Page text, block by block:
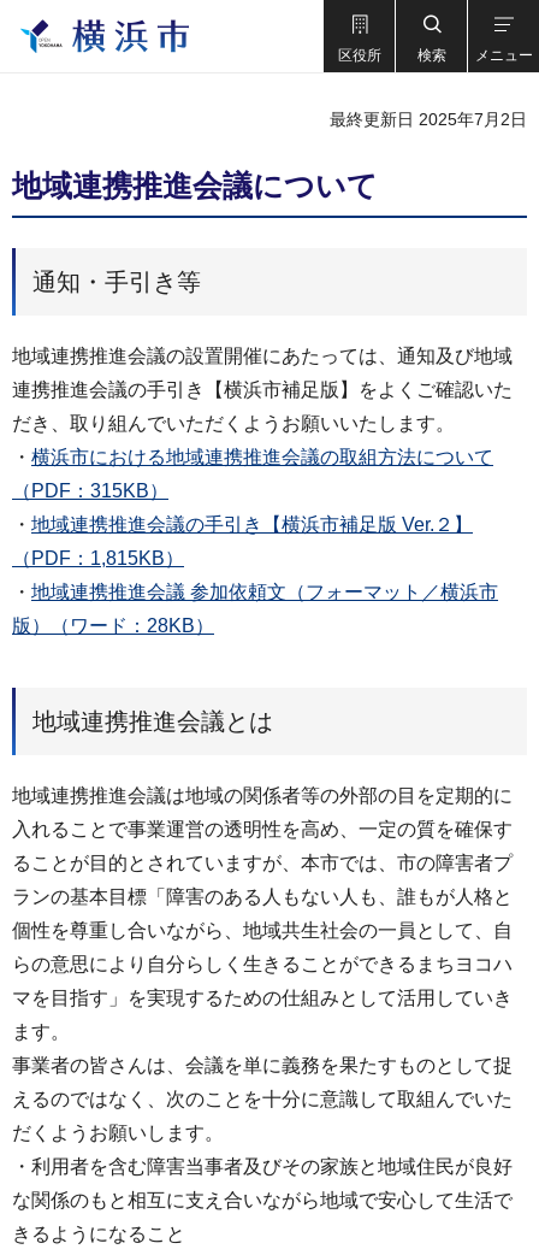
区役所 検索 メニュー
最終更新日 2025年7月2日
地域連携推進会議について
通知・手引き等
地域連携推進会議の設置開催にあたっては、通知及び地域
連携推進会議の手引き【横浜市補足版】をよくご確認いた
だき、取り組んでいただくようお願いいたします。
・ 横浜市における地域連携推進会議の取組方法について
（PDF：315KB）
・ 地域連携推進会議の手引き【横浜市補足版 Ver.２】
（PDF：1,815KB）
・ 地域連携推進会議 参加依頼文（フォーマット／横浜市
版）（ワード：28KB）
地域連携推進会議とは
地域連携推進会議は地域の関係者等の外部の目を定期的に
入れることで事業運営の透明性を高め、一定の質を確保す
ることが目的とされていますが、本市では、市の障害者プ
ランの基本目標「障害のある人もない人も、誰もが人格と
個性を尊重し合いながら、地域共生社会の一員として、自
らの意思により自分らしく生きることができるまちヨコハ
マを目指す」を実現するための仕組みとして活用していき
ます。
事業者の皆さんは、会議を単に義務を果たすものとして捉
えるのではなく、次のことを十分に意識して取組んでいた
だくようお願いします。
・利用者を含む障害当事者及びその家族と地域住民が良好
な関係のもと相互に支え合いながら地域で安心して生活で
きるようになること